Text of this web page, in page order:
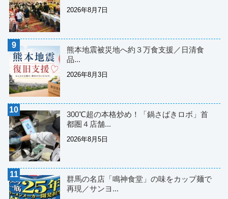
2026年8月7日
熊本地震被災地へ約３万食支援／日清食
品...
2026年8月3日
300℃超の本格炒め！「鍋さばきロボ」首
都圏４店舗...
2026年8月5日
群馬の名店「鳴神食堂」の味をカップ麺で
再現／サンヨ...